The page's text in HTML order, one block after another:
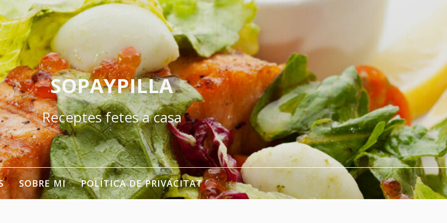
SOPAYPILLA
Receptes fetes a casa
SOBRE MI POLÍTICA DE PRIVACITAT